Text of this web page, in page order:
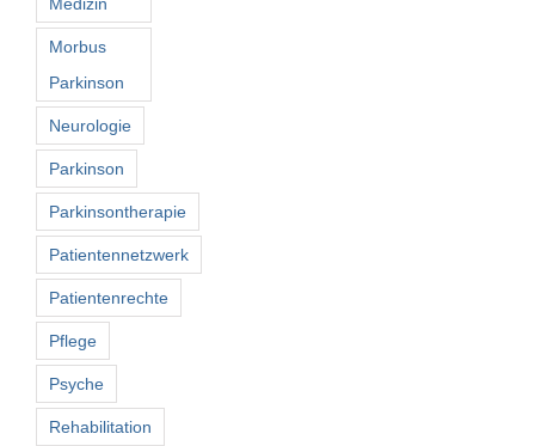
Morbus
Parkinson
Neurologie
Parkinson
Parkinsontherapie
Patientennetzwerk
Patientenrechte
Pflege
Psyche
Rehabilitation